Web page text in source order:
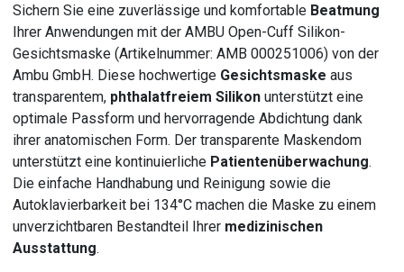
Sichern Sie eine zuverlässige und komfortable Beatmung
Ihrer Anwendungen mit der AMBU Open-Cuff Silikon-
Gesichtsmaske (Artikelnummer: AMB 000251006) von der
Ambu GmbH. Diese hochwertige Gesichtsmaske aus
transparentem, phthalatfreiem Silikon unterstützt eine
optimale Passform und hervorragende Abdichtung dank
ihrer anatomischen Form. Der transparente Maskendom
unterstützt eine kontinuierliche Patientenüberwachung.
Die einfache Handhabung und Reinigung sowie die
Autoklavierbarkeit bei 134°C machen die Maske zu einem
unverzichtbaren Bestandteil Ihrer medizinischen
Ausstattung.